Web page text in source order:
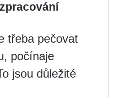
třeba pečovat
počínaje
jsou důležité